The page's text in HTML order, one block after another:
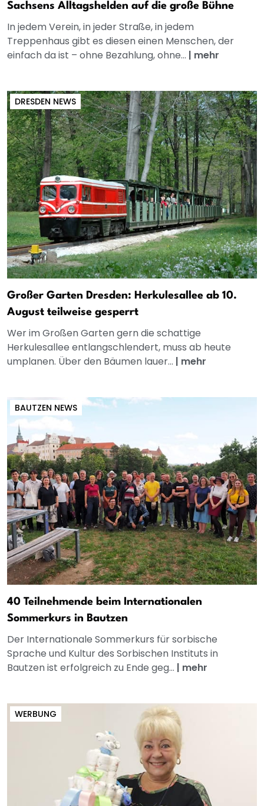
Sachsens Alltagshelden auf die große Bühne
In jedem Verein, in jeder Straße, in jedem
Treppenhaus gibt es diesen einen Menschen, der
einfach da ist – ohne Bezahlung, ohne... | mehr
DRESDEN NEWS
Großer Garten Dresden: Herkulesallee ab 10.
August teilweise gesperrt
Wer im Großen Garten gern die schattige
Herkulesallee entlangschlendert, muss ab heute
umplanen. Über den Bäumen lauer... | mehr
BAUTZEN NEWS
40 Teilnehmende beim Internationalen
Sommerkurs in Bautzen
Der Internationale Sommerkurs für sorbische
Sprache und Kultur des Sorbischen Instituts in
Bautzen ist erfolgreich zu Ende geg... | mehr
WERBUNG